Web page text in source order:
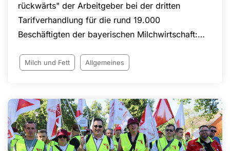
rückwärts" der Arbeitgeber bei der dritten
Tarifverhandlung für die rund 19.000
Beschäftigten der bayerischen Milchwirtschaft:
Angebot zurückgezogen.
Milch und Fett Allgemeines